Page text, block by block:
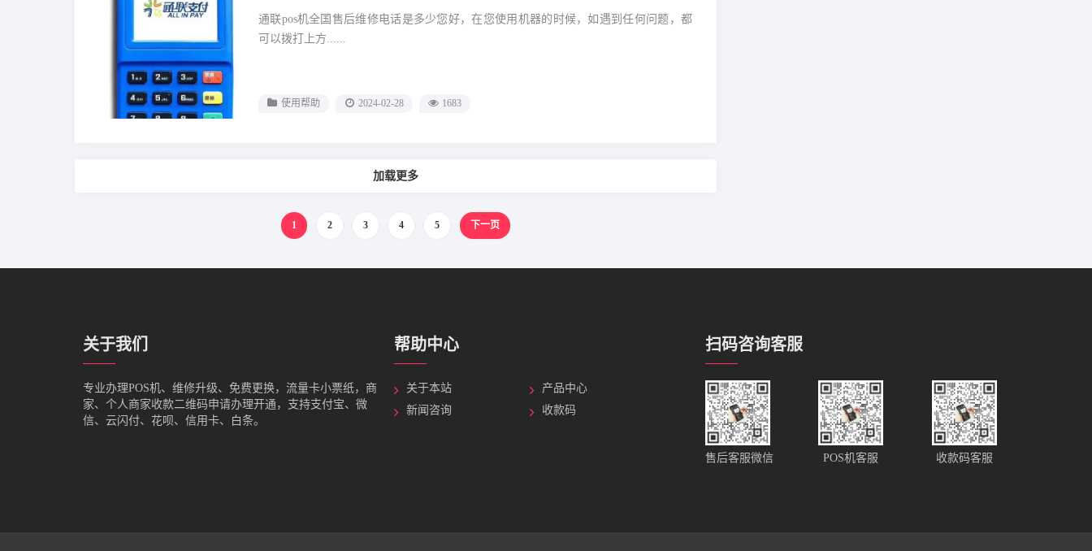
通联pos机全国售后维修电话是多少您好，在您使用机器的时候，如遇到任何问题，都
可以拨打上方......
使用帮助 2024-02-28 1683
加载更多
1 2 3 4 5 下一页
关于我们
专业办理POS机、维修升级、免费更换，流量卡小票纸，商
家、个人商家收款二维码申请办理开通，支持支付宝、微
信、云闪付、花呗、信用卡、白条。
帮助中心
关于本站
产品中心
新闻咨询
收款码
扫码咨询客服
售后客服微信 POS机客服 收款码客服